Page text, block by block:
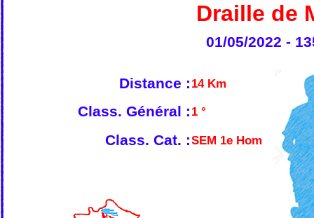
Draille de
01/05/2022 -
Distance : 14 Km
Class. Général : 1 °
Class. Cat. :SEM 1e Hom